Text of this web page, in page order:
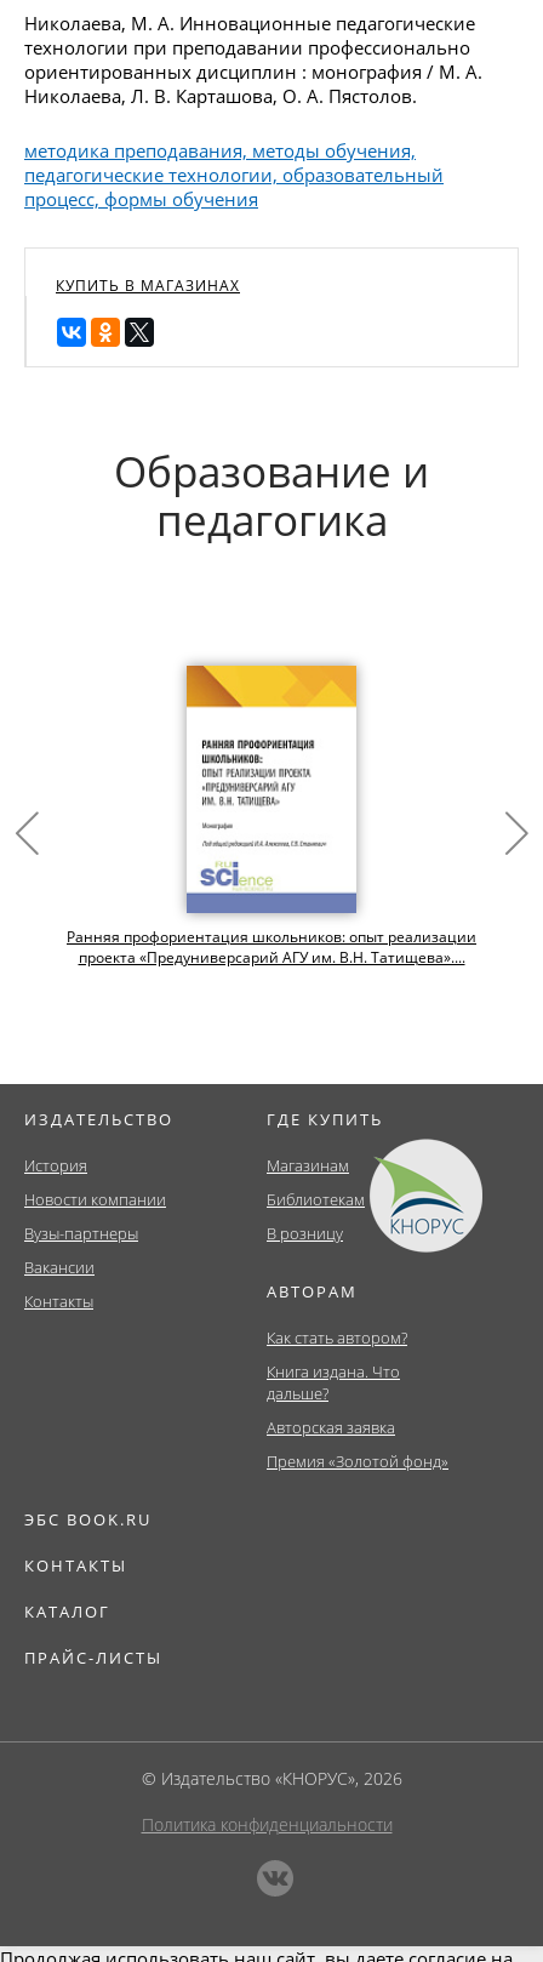
Николаева, М. А. Инновационные педагогические
технологии при преподавании профессионально
ориентированных дисциплин : монография / М. А.
Николаева, Л. В. Карташова, О. А. Пястолов.
методика преподавания, методы обучения,
педагогические технологии, образовательный
процесс, формы обучения
КУПИТЬ В МАГАЗИНАХ
Образование и
педагогика
Ранняя профориентация школьников: опыт реализации
проекта «Предуниверсарий АГУ им. В.Н. Татищева»....
ИЗДАТЕЛЬСТВО
История
Новости компании
Вузы-партнеры
Вакансии
Контакты
ГДЕ КУПИТЬ
Магазинам
Библиотекам
В розницу
АВТОРАМ
Как стать автором?
Книга издана. Что
дальше?
Авторская заявка
Премия «Золотой фонд»
ЭБС BOOK.RU
КОНТАКТЫ
КАТАЛОГ
ПРАЙС-ЛИСТЫ
© Издательство «КНОРУС», 2026
Политика конфиденциальности